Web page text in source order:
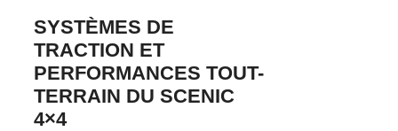
SYSTÈMES DE
TRACTION ET
PERFORMANCES TOUT-
TERRAIN DU SCENIC
4×4